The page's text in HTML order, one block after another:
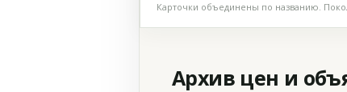
Карточки объединены по названию.
Архив цен и